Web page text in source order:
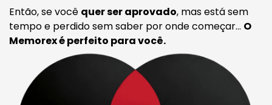
Então, se você quer ser aprovado, mas está sem
tempo e perdido sem saber por onde começar… O
Memorex é perfeito para você.